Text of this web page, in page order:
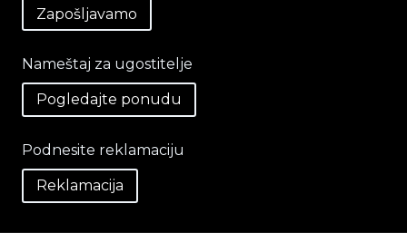
Zapošljavamo
Nameštaj za ugostitelje
Pogledajte ponudu
Podnesite reklamaciju
Reklamacija